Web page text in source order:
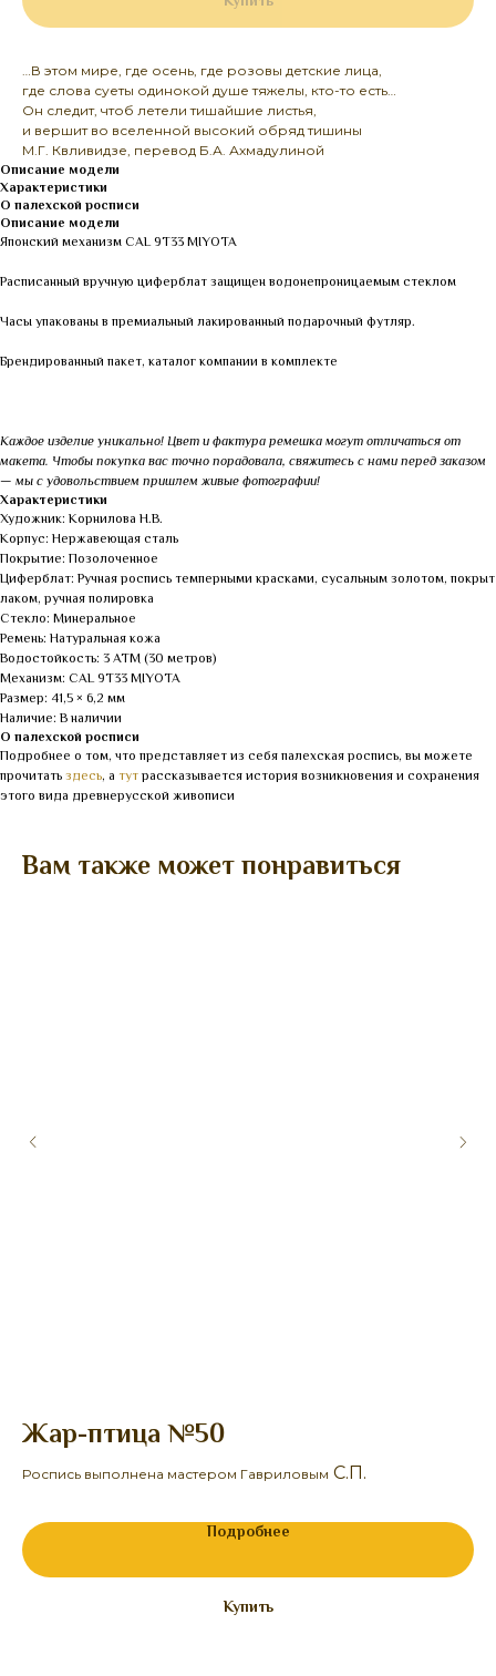
…В этом мире, где осень, где розовы детские лица,
где слова суеты одинокой душе тяжелы, кто-то есть…
Он следит, чтоб летели тишайшие листья,
и вершит во вселенной высокий обряд тишины
М.Г. Квливидзе, перевод Б.А. Ахмадулиной
Описание модели
Характеристики
О палехской росписи
Описание модели
Японский механизм CAL 9Т33 MIYOTA
Расписанный вручную циферблат защищен водонепроницаемым стеклом
Часы упакованы в премиальный лакированный подарочный футляр.
Брендированный пакет, каталог компании в комплекте
Каждое изделие уникально! Цвет и фактура ремешка могут отличаться от
макета. Чтобы покупка вас точно порадовала, свяжитесь с нами перед заказом
— мы с удовольствием пришлем живые фотографии!
Характеристики
Художник: Корнилова Н.В.
Корпус: Нержавеющая сталь
Покрытие: Позолоченное
Циферблат: Ручная роспись темперными красками, сусальным золотом, покрыт
лаком, ручная полировка
Стекло: Минеральное
Ремень: Натуральная кожа
Водостойкость: 3 АТМ (30 метров)
Механизм: CAL 9Т33 MIYOTA
Размер: 41,5 × 6,2 мм
Наличие: В наличии
О палехской росписи
Подробнее о том, что представляет из себя палехская роспись, вы можете
прочитать здесь, а тут рассказывается история возникновения и сохранения
этого вида древнерусской живописи
Вам также может понравиться
Жар-птица №50
Роспись выполнена мастером Гавриловым С.П.
Подробнее
Купить